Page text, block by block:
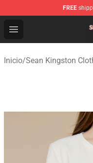
FREE
Open menu
Sean Kingston
Inicio/Sean Kingston